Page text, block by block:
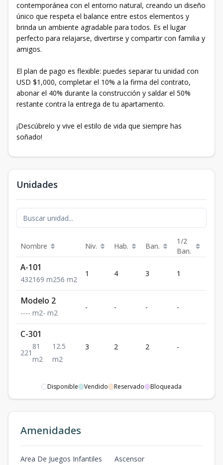
contemporánea con el entorno natural, creando un diseño
único que respeta el balance entre estos elementos y
brinda un ambiente agradable para todos. Es el lugar
perfecto para relajarse, divertirse y compartir con familia y
amigos.
El plan de pago es flexible: puedes separar tu unidad con
USD $1,000, completar el 10% a la firma del contrato,
abonar el 40% durante la construcción y saldar el 50%
restante contra la entrega de tu apartamento.
¡Descúbrelo y vive el estilo de vida que siempre has
soñado!
Unidades
Nombre Niv. Hab. Ban.
1/2
Ban.
A-101
432169 m256 m2
1 4 3 1
Modelo 2
---- m2- m2
- - - -
C-301
221
81
m2
12.5
m2
3 2 2 -
Disponible Vendido Reservado Bloqueada
Amenidades
Area De Juegos Infantiles Ascensor